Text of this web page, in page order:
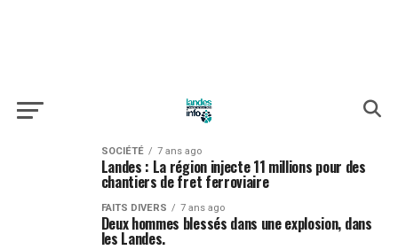
SOCIÉTÉ 7 ans ago
Landes : La région injecte 11 millions pour des
chantiers de fret ferroviaire
FAITS DIVERS 7 ans ago
Deux hommes blessés dans une explosion, dans
les Landes.